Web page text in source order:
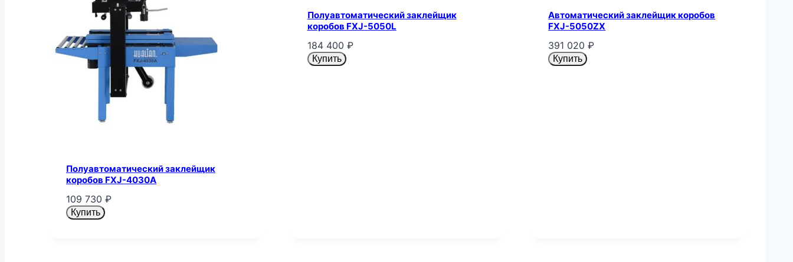
Полуавтоматический заклейщик
коробов FXJ-4030A
109 730 ₽
Купить
Полуавтоматический заклейщик
коробов FXJ-5050L
184 400 ₽
Купить
Автоматический заклейщик коробов
FXJ-5050ZX
391 020₽
Купить